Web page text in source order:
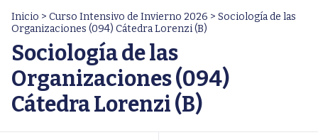
Inicio > Curso Intensivo de Invierno 2026 > Sociología de las
Organizaciones (094) Cátedra Lorenzi (B)
Sociología de las
Organizaciones (094)
Cátedra Lorenzi (B)